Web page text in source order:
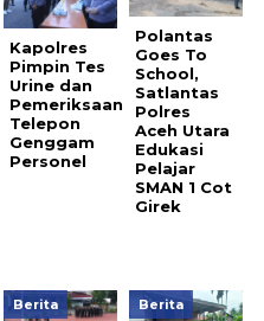
Kapolres
Pimpin Tes
Urine dan
Pemeriksaan
Telepon
Genggam
Personel
Polantas
Goes To
School,
Satlantas
Polres
Aceh Utara
Edukasi
Pelajar
SMAN 1 Cot
Girek
Berita Berita